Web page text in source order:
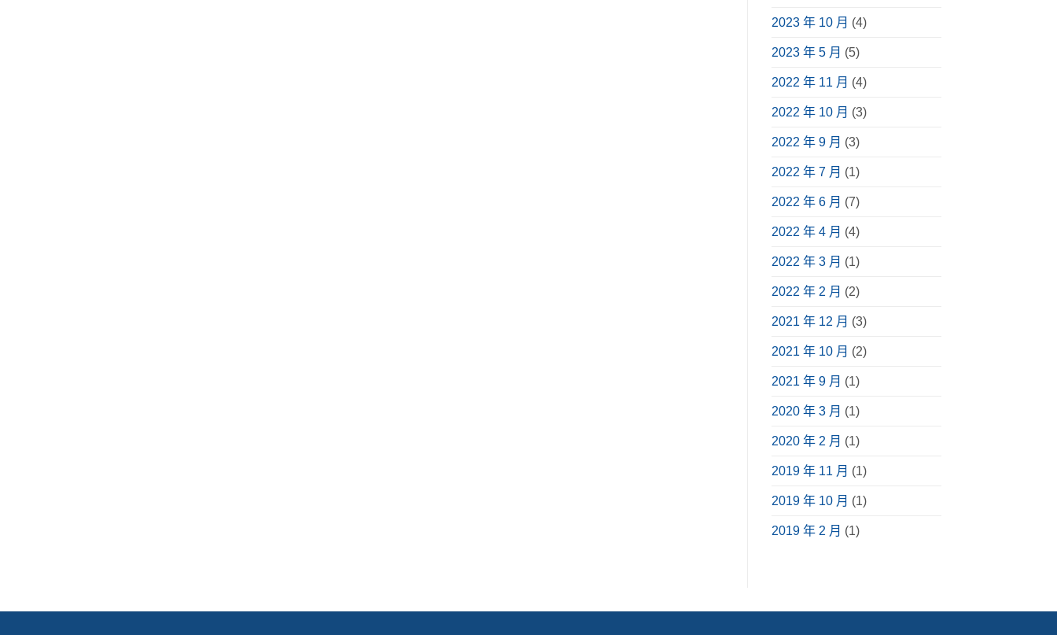
2023 年 10 月 (4)
2023 年 5 月 (5)
2022 年 11 月 (4)
2022 年 10 月 (3)
2022 年 9 月 (3)
2022 年 7 月 (1)
2022 年 6 月 (7)
2022 年 4 月 (4)
2022 年 3 月 (1)
2022 年 2 月 (2)
2021 年 12 月 (3)
2021 年 10 月 (2)
2021 年 9 月 (1)
2020 年 3 月 (1)
2020 年 2 月 (1)
2019 年 11 月 (1)
2019 年 10 月 (1)
2019 年 2 月 (1)